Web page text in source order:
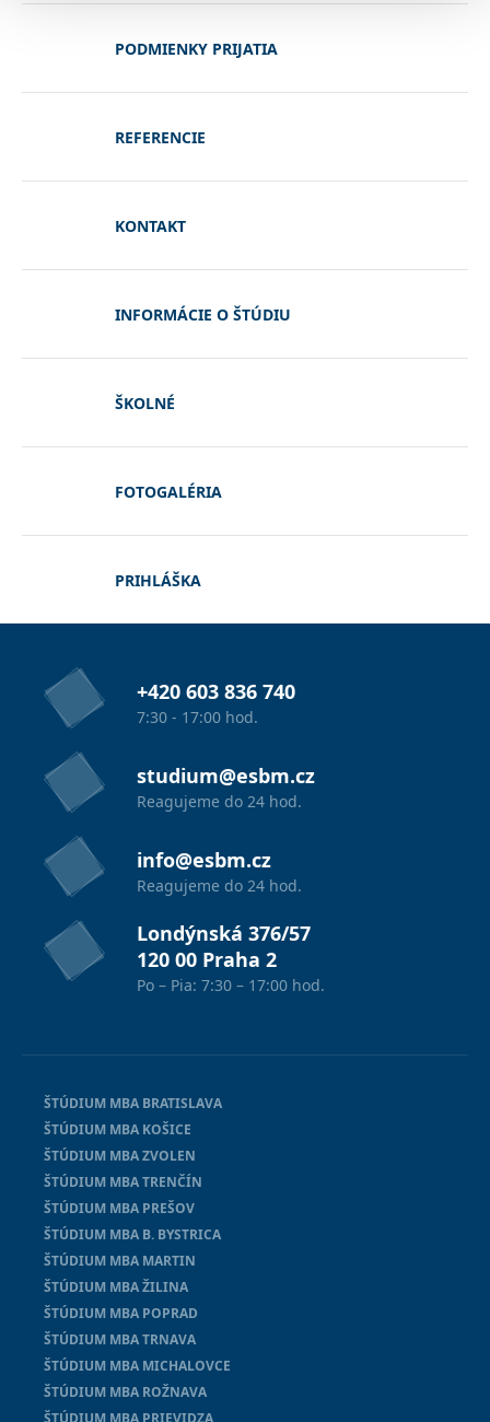
PODMIENKY PRIJATIA
REFERENCIE
KONTAKT
INFORMÁCIE O ŠTÚDIU
ŠKOLNÉ
FOTOGALÉRIA
PRIHLÁŠKA
+420 603 836 740
7:30 - 17:00 hod.
studium@esbm.cz
Reagujeme do 24 hod.
info@esbm.cz
Reagujeme do 24 hod.
Londýnská 376/57
120 00 Praha 2
Po – Pia: 7:30 – 17:00 hod.
ŠTÚDIUM MBA BRATISLAVA
ŠTÚDIUM MBA KOŠICE
ŠTÚDIUM MBA ZVOLEN
ŠTÚDIUM MBA TRENČÍN
ŠTÚDIUM MBA PREŠOV
ŠTÚDIUM MBA B. BYSTRICA
ŠTÚDIUM MBA MARTIN
ŠTÚDIUM MBA ŽILINA
ŠTÚDIUM MBA POPRAD
ŠTÚDIUM MBA TRNAVA
ŠTÚDIUM MBA MICHALOVCE
ŠTÚDIUM MBA ROŽNAVA
ŠTÚDIUM MBA PRIEVIDZA